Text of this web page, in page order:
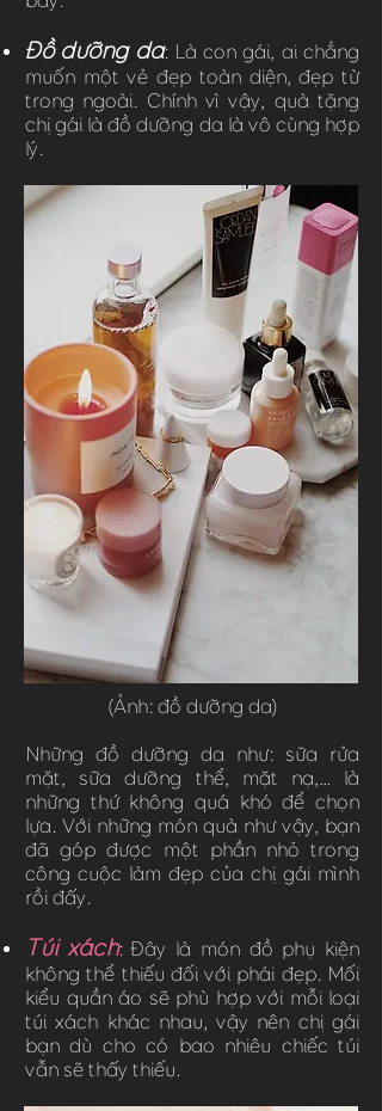
Đồ dưỡng da: Là con gái, ai chẳng
muốn một vẻ đẹp toàn diện, đẹp từ
trong ngoài. Chính vì vậy, quà tặng
chị gái là đồ dưỡng da là vô cùng hợp
lý.
(Ảnh: đồ dưỡng da)
Những đồ dưỡng da như: sữa rửa
mặt, sữa dưỡng thể, mặt nạ,… là
những thứ không quá khó để chọn
lựa. Với những món quà như vậy, bạn
đã góp được một phần nhỏ trong
công cuộc làm đẹp của chị gái mình
rồi đấy.
Túi xách: Đây là món đồ phụ kiện
không thể thiếu đối với phái đẹp. Mối
kiểu quần áo sẽ phù hợp với mỗi loại
túi xách khác nhau, vậy nên chị gái
bạn dù cho có bao nhiêu chiếc túi
vẫn sẽ thấy thiếu.